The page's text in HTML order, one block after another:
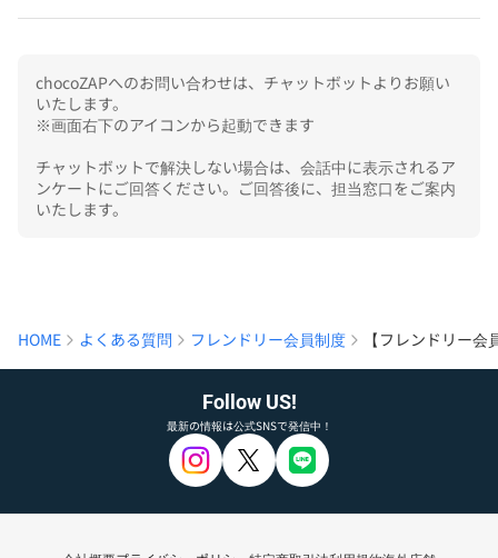
chocoZAPへのお問い合わせは、チャットボットよりお願い
いたします。
※画面右下のアイコンから起動できます
チャットボットで解決しない場合は、会話中に表示されるア
ンケートにご回答ください。ご回答後に、担当窓口をご案内
いたします。
HOME よくある質問 フレンドリー会員制度 【フレンドリー
Follow US!
最新の情報は公式SNSで発信中！